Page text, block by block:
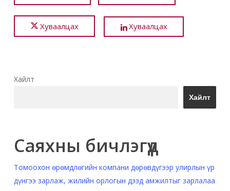
Хуваалцах Хуваалцах
Хайлт
Хайлт
Саяхны бичлэгүүд
Томоохон өрөмдлөгийн компани дөрөвдүгээр улирлын үр
дүнгээ зарлаж, жилийн орлогын дээд амжилтыг зарлалаа